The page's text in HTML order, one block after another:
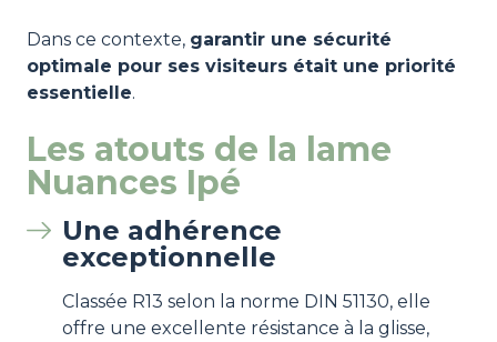
Dans ce contexte, garantir une sécurité
optimale pour ses visiteurs était une priorité
essentielle.
Les atouts de la lame
Nuances Ipé
Une adhérence
exceptionnelle
Classée R13 selon la norme DIN 51130, elle
offre une excellente résistance à la glisse,